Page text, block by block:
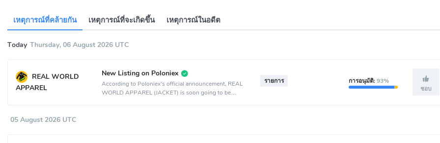
เหตุการณ์ที่คล้ายกัน เหตุการณ์ที่จะเกิดขึ้น เหตุการณ์ในอดีต
Today Thursday, 06 August 2026 UTC
REAL WORLD
APPAREL
New Listing on Poloniex
According to Poloniex's official announcement, REAL
WORLD APPAREL (JACKET) is soon going to be
รายการ การอนุมัติ:93%
ชอบ
05 August 2026 UTC